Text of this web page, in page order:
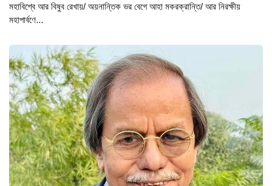
মহাবিশ্বে আর বিষুব রেখায়/ অয়নান্তিক ভর বেগে আহা মকরক্রান্তি/ আর নিরক্ষীয়
মহাপার্বণে...